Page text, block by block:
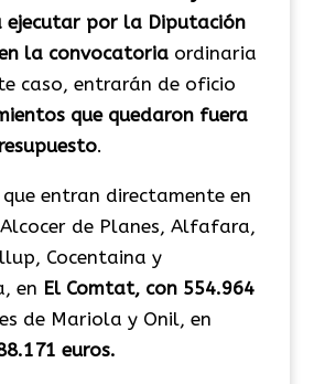
ejecutar por la Diputación
la convocatoriaordinaria
caso, entrarán de oficio
que quedaron fuera
.
que entran directamente en
de Planes, Alfafara,
Cocentaina y
en El Comtat, con 554.964
de Mariola y Onil, en
euros.